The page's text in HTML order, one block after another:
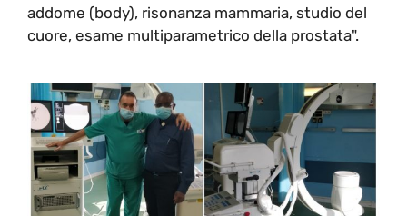
addome (body), risonanza mammaria, studio del
cuore, esame multiparametrico della prostata".